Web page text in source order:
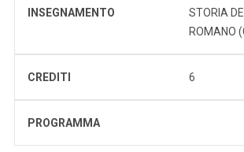
INSEGNAMENTO
STORIA
ROMANO
CREDITI 6
PROGRAMMA